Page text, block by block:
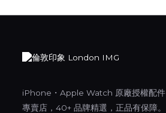
iPhone・Apple Watch 原廠授權配件
專賣店，40+ 品牌精選，正品有保障。